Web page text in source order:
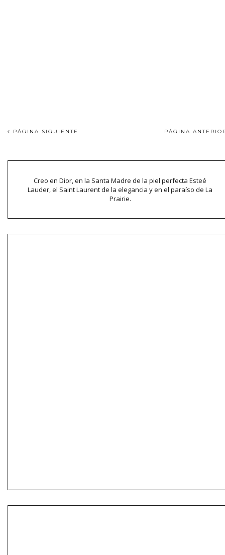
PÁGINA SIGUIENTE PÁGINA
Creo en Dior, en la Santa Madre de la piel perfecta Esteé
Lauder, el Saint Laurent de la elegancia y en el paraíso de La
Prairie.